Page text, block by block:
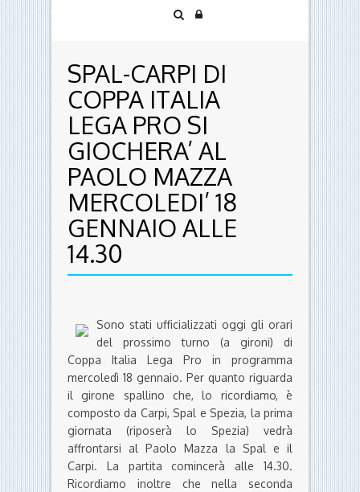
SPAL-CARPI DI
COPPA ITALIA
LEGA PRO SI
GIOCHERA’ AL
PAOLO MAZZA
MERCOLEDI’ 18
GENNAIO ALLE
14.30
Sono stati ufficializzati oggi gli orari
del prossimo turno (a gironi) di
Coppa Italia Lega Pro in programma
mercoledì 18 gennaio. Per quanto riguarda
il girone spallino che, lo ricordiamo, è
composto da Carpi, Spal e Spezia, la prima
giornata (riposerà lo Spezia) vedrà
affrontarsi al Paolo Mazza la Spal e il
Carpi. La partita comincerà alle 14.30.
Ricordiamo inoltre che nella seconda